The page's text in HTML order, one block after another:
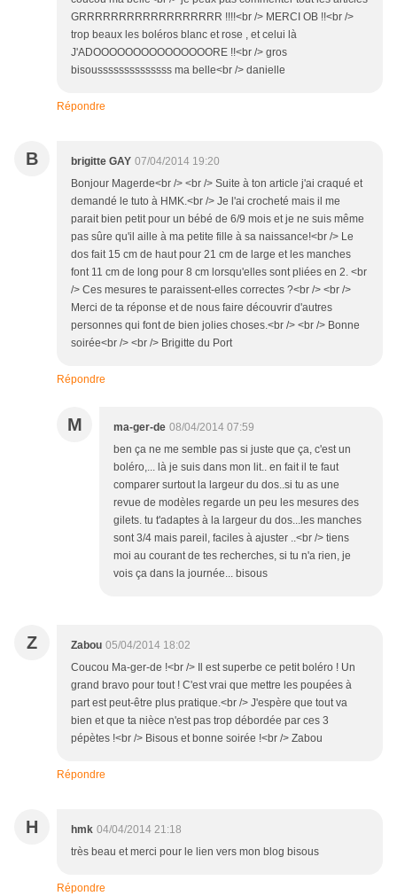
GRRRRRRRRRRRRRRRRRR !!!!<br /> MERCI OB !!<br />
trop beaux les boléros blanc et rose , et celui là
J'ADOOOOOOOOOOOOOOORE !!<br /> gros
bisoussssssssssssss ma belle<br /> danielle
Répondre
B brigitte GAY 07/04/2014 19:20
Bonjour Magerde<br /> <br /> Suite à ton article j'ai craqué et
demandé le tuto à HMK.<br /> Je l'ai crocheté mais il me
parait bien petit pour un bébé de 6/9 mois et je ne suis même
pas sûre qu'il aille à ma petite fille à sa naissance!<br /> Le
dos fait 15 cm de haut pour 21 cm de large et les manches
font 11 cm de long pour 8 cm lorsqu'elles sont pliées en 2. <br
/> Ces mesures te paraissent-elles correctes ?<br /> <br />
Merci de ta réponse et de nous faire découvrir d'autres
personnes qui font de bien jolies choses.<br /> <br /> Bonne
soirée<br /> <br /> Brigitte du Port
Répondre
M ma-ger-de 08/04/2014 07:59
ben ça ne me semble pas si juste que ça, c'est un
boléro,... là je suis dans mon lit.. en fait il te faut
comparer surtout la largeur du dos..si tu as une
revue de modèles regarde un peu les mesures des
gilets. tu t'adaptes à la largeur du dos...les manches
sont 3/4 mais pareil, faciles à ajuster ..<br /> tiens
moi au courant de tes recherches, si tu n'a rien, je
vois ça dans la journée... bisous
Z Zabou 05/04/2014 18:02
Coucou Ma-ger-de !<br /> Il est superbe ce petit boléro ! Un
grand bravo pour tout ! C'est vrai que mettre les poupées à
part est peut-être plus pratique.<br /> J'espère que tout va
bien et que ta nièce n'est pas trop débordée par ces 3
pépètes !<br /> Bisous et bonne soirée !<br /> Zabou
Répondre
H hmk 04/04/2014 21:18
très beau et merci pour le lien vers mon blog bisous
Répondre